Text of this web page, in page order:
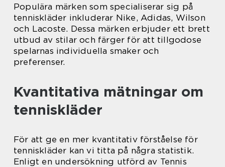
Populära märken som specialiserar sig på
tenniskläder inkluderar Nike, Adidas, Wilson
och Lacoste. Dessa märken erbjuder ett brett
utbud av stilar och färger för att tillgodose
spelarnas individuella smaker och
preferenser.
Kvantitativa mätningar om
tenniskläder
För att ge en mer kvantitativ förståelse för
tenniskläder kan vi titta på några statistik.
Enligt en undersökning utförd av Tennis